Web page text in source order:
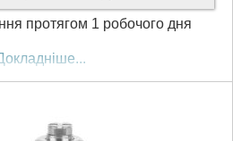
протягом 1 робочого дня